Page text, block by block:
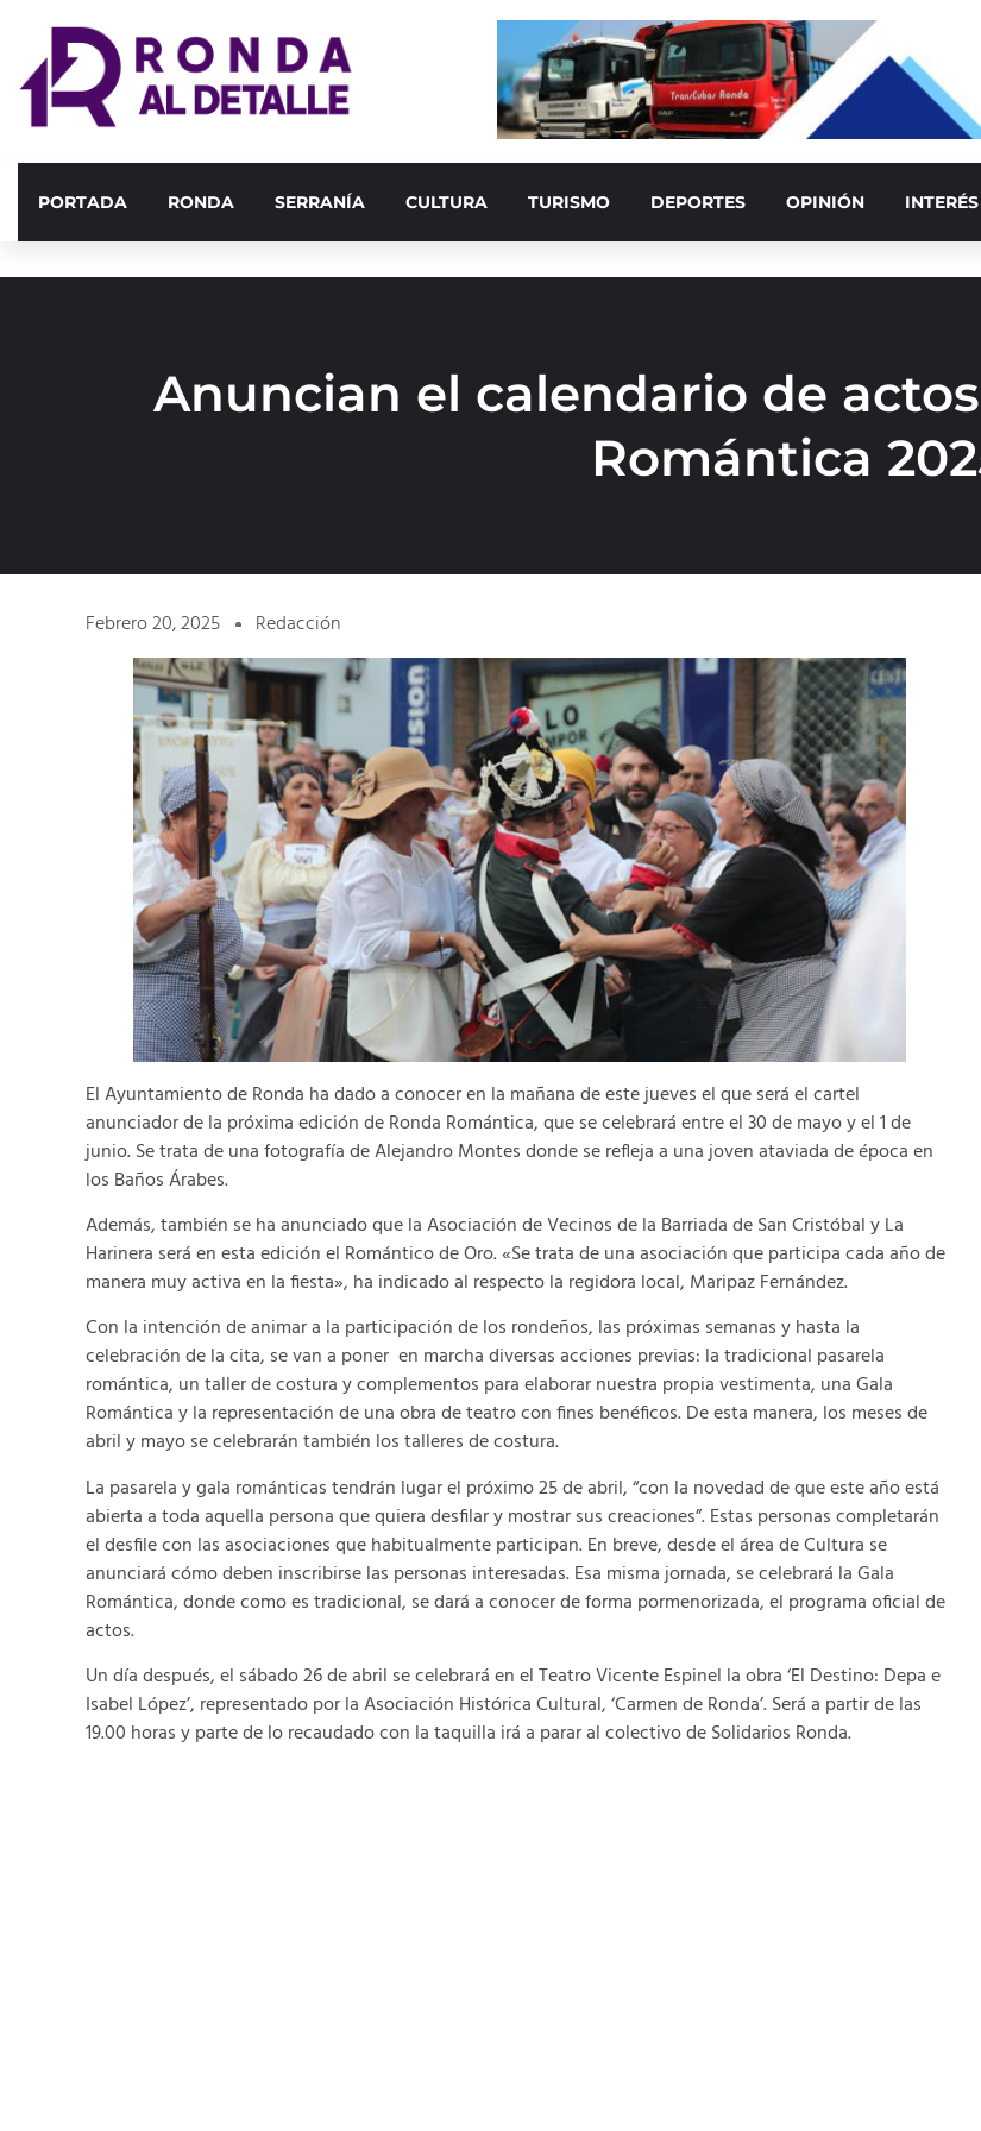
PORTADA RONDA SERRANÍA CULTURA TURISMO DEPORTES OPINIÓN INTERÉS
Anuncian el calendario de
Romántica
Febrero 20, 2025 Redacción
El Ayuntamiento de Ronda ha dado a conocer en la mañana de este jueves el que será el cartel
anunciador de la próxima edición de Ronda Romántica, que se celebrará entre el 30 de mayo y el 1 de
junio. Se trata de una fotografía de Alejandro Montes donde se refleja a una joven ataviada de época en
los Baños Árabes.
Además, también se ha anunciado que la Asociación de Vecinos de la Barriada de San Cristóbal y La
Harinera será en esta edición el Romántico de Oro. «Se trata de una asociación que participa cada año de
manera muy activa en la fiesta», ha indicado al respecto la regidora local, Maripaz Fernández.
Con la intención de animar a la participación de los rondeños, las próximas semanas y hasta la
celebración de la cita, se van a poner en marcha diversas acciones previas: la tradicional pasarela
romántica, un taller de costura y complementos para elaborar nuestra propia vestimenta, una Gala
Romántica y la representación de una obra de teatro con fines benéficos. De esta manera, los meses de
abril y mayo se celebrarán también los talleres de costura.
La pasarela y gala románticas tendrán lugar el próximo 25 de abril, “con la novedad de que este año está
abierta a toda aquella persona que quiera desfilar y mostrar sus creaciones”. Estas personas completarán
el desfile con las asociaciones que habitualmente participan. En breve, desde el área de Cultura se
anunciará cómo deben inscribirse las personas interesadas. Esa misma jornada, se celebrará la Gala
Romántica, donde como es tradicional, se dará a conocer de forma pormenorizada, el programa oficial de
actos.
Un día después, el sábado 26 de abril se celebrará en el Teatro Vicente Espinel la obra ‘El Destino: Depa e
Isabel López’, representado por la Asociación Histórica Cultural, ‘Carmen de Ronda’. Será a partir de las
19.00 horas y parte de lo recaudado con la taquilla irá a parar al colectivo de Solidarios Ronda.